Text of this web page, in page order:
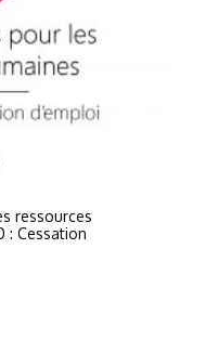
ressources
: Cessation